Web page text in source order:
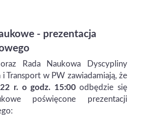
- prezentacja
oraz Rada Naukowa Dyscypliny
i Transport w PW zawiadamiają, że
r. o godz. 15:00 odbędzie się
poświęcone prezentacji